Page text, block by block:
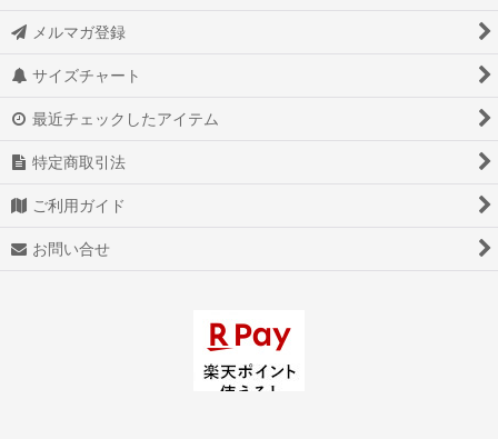
メルマガ登録
サイズチャート
最近チェックしたアイテム
特定商取引法
ご利用ガイド
お問い合せ